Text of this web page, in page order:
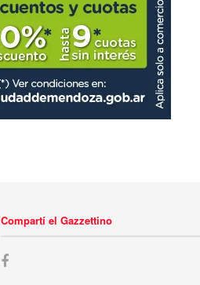
Compartí el Gazzettino